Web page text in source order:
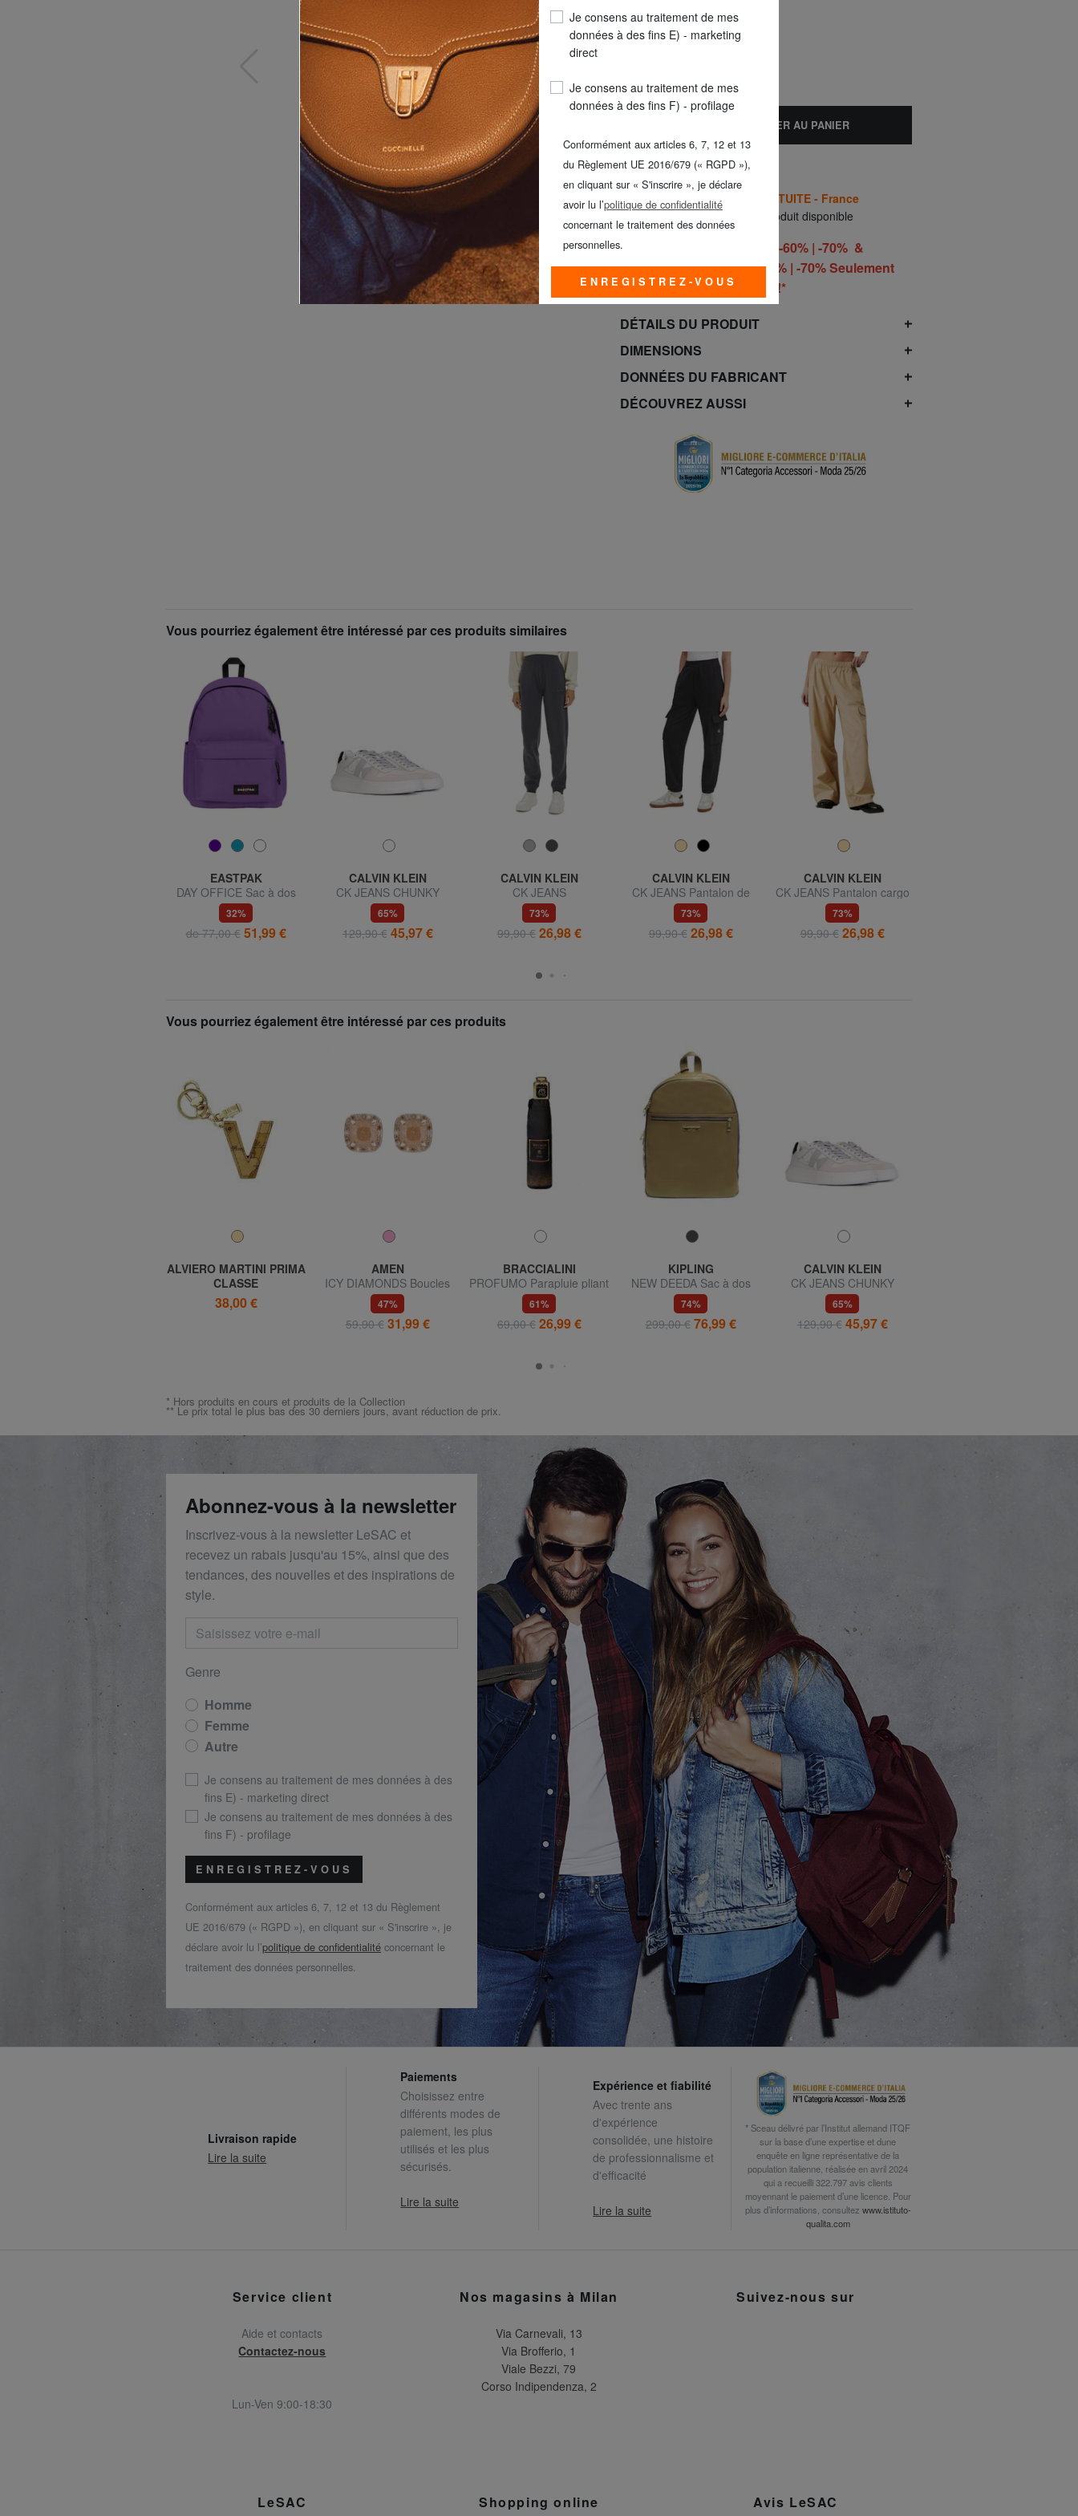
COULEUR: rose poussiéreuse
AJOUTER AU PANIER
LIVRAISON GRATUITE - France
Seulement 1 produit disponible
SAMSONITE -40% | -50% | -60% | -70% &
BRACCIALINI à -50% | -60% | -70% Seulement
jusqu’au dimanche 9 août!*
DÉTAILS DU PRODUIT
DIMENSIONS
DONNÉES DU FABRICANT
DÉCOUVREZ AUSSI
Vous pourriez également être intéressé par ces produits similaires
EASTPAK
DAY OFFICE Sac à dos
pour ordinateur portable 16
pouces
32%
de 77,00 € 51,99 €
CALVIN KLEIN
CK JEANS CHUNKY
Baskets en cuir
65%
129,90 € 45,97 €
CALVIN KLEIN
CK JEANS
73%
99,90 € 26,98 €
CALVIN KLEIN
CK JEANS Pantalon de
jogging avec grandes
poches
73%
99,90 € 26,98 €
CALVIN KLEIN
CK JEANS Pantalon cargo
en coton
73%
99,90 € 26,98 €
Vous pourriez également être intéressé par ces produits
ALVIERO MARTINI PRIMA
CLASSE
GEO CLASSIC Porte-clés
lettre V
38,00 €
AMEN
ICY DIAMONDS Boucles
d'oreilles carrées à lobes
ornées de zirconiums
47%
59,90 € 31,99 €
BRACCIALINI
PROFUMO Parapluie pliant
avec bouton
ouverture/fermeture
61%
69,00 € 26,99 €
KIPLING
NEW DEEDA Sac à dos
pour ordinateur portable
15"
74%
299,00 € 76,99 €
CALVIN KLEIN
CK JEANS CHUNKY
Baskets en cuir
65%
129,90 € 45,97 €
* Hors produits en cours et produits de la Collection
** Le prix total le plus bas des 30 derniers jours, avant réduction de prix.
Abonnez-vous à la newsletter
Inscrivez-vous à la newsletter LeSAC et
recevez un rabais jusqu'au 15%, ainsi que des
tendances, des nouvelles et des inspirations de
style.
Genre
Homme
Femme
Autre
Je consens au traitement de mes données à des
fins E) - marketing direct
Je consens au traitement de mes données à des
fins F) - profilage
ENREGISTREZ-VOUS
Conformément aux articles 6, 7, 12 et 13 du Règlement
UE 2016/679 (« RGPD »), en cliquant sur « S'inscrire », je
déclare avoir lu l’politique de confidentialité concernant le
traitement des données personnelles.
Je consens au traitement de mes
données à des fins E) - marketing
direct
Je consens au traitement de mes
données à des fins F) - profilage
Conformément aux articles 6, 7, 12 et 13
du Règlement UE 2016/679 (« RGPD »),
en cliquant sur « S'inscrire », je déclare
avoir lu l’politique de confidentialité
concernant le traitement des données
personnelles.
ENREGISTREZ-VOUS
Livraison rapide
Lire la suite
Paiements
Choisissez entre
différents modes de
paiement, les plus
utilisés et les plus
sécurisés.
Lire la suite
Expérience et fiabilité
Avec trente ans
d'expérience
consolidée, une histoire
de professionnalisme et
d'efficacité
Lire la suite
* Sceau délivré par l’Institut allemand ITQF
sur la base d’une expertise et dune
enquête en ligne représentative de la
population italienne, réalisée en avril 2024
qui a recueilli 322.797 avis clients
moyennant le paiement d’une licence. Pour
plus d’informations, consultez www.istituto-
qualita.com
Service client
Aide et contacts
Contactez-nous
Lun-Ven 9:00-18:30
Nos magasins à Milan
Via Carnevali, 13
Via Brofferio, 1
Viale Bezzi, 79
Corso Indipendenza, 2
Suivez-nous sur
LeSAC Shopping online Avis LeSAC